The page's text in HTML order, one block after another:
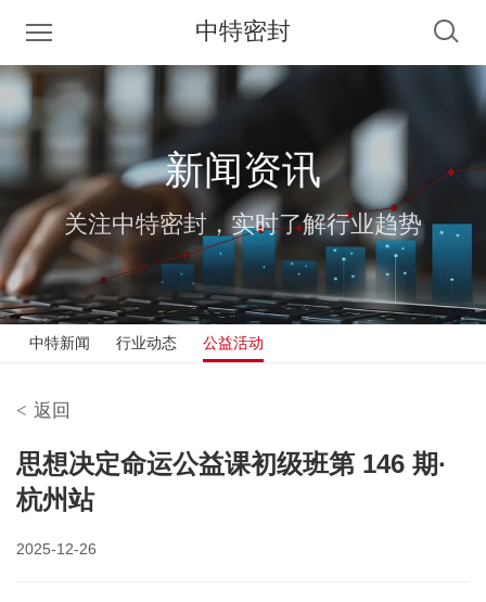
中特密封
新闻资讯
关注中特密封，实时了解行业趋势
中特新闻 行业动态 公益活动
< 返回
思想决定命运公益课初级班第 146 期·
杭州站
2025-12-26